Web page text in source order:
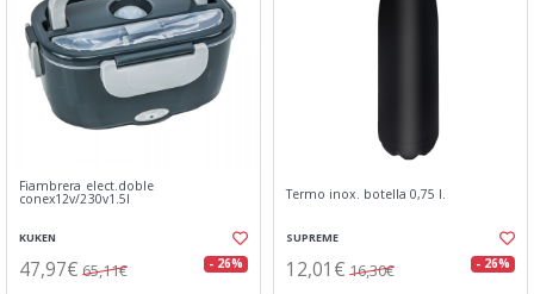
Fiambrera elect.doble
conex12v/230v1.5l
KUKEN
47,97€ 65,11€ - 26%
Termo inox. botella 0,75 l.
SUPREME
12,01€ 16,30€ - 26%